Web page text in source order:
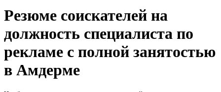
Резюме соискателей на
должность специалиста по
рекламе с полной занятостью
в Амдерме